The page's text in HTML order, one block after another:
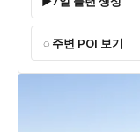
주변 POI 보기